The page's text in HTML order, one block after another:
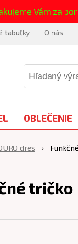
Vám za
tabuľky O nás
OBLEČENIE
dres
tričko